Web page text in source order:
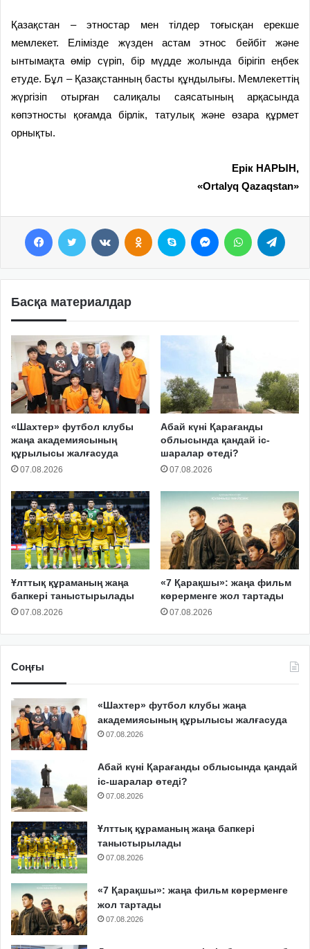
Қазақстан – этностар мен тілдер тоғысқан ерекше
мемлекет. Елімізде жүзден астам этнос бейбіт және
ынтымақта өмір сүріп, бір мүдде жолында бірігіп еңбек
етуде. Бұл – Қазақстанның басты құндылығы. Мемлекеттің
жүргізіп отырған салиқалы саясатының арқасында
көпэтносты қоғамда бірлік, татулық және өзара құрмет
орнықты.
Ерік НАРЫН,
«Ortalyq Qazaqstan»
Басқа материалдар
«Шахтер» футбол клубы
жаңа академиясының
құрылысы жалғасуда
07.08.2026
Абай күні Қарағанды
облысында қандай іс-
шаралар өтеді?
07.08.2026
Ұлттық құраманың жаңа
бапкері таныстырылады
07.08.2026
«7 Қарақшы»: жаңа фильм
көрерменге жол тартады
07.08.2026
Соңғы
«Шахтер» футбол клубы жаңа
академиясының құрылысы жалғасуда
07.08.2026
Абай күні Қарағанды облысында қандай
іс-шаралар өтеді?
07.08.2026
Ұлттық құраманың жаңа бапкері
таныстырылады
07.08.2026
«7 Қарақшы»: жаңа фильм көрерменге
жол тартады
07.08.2026